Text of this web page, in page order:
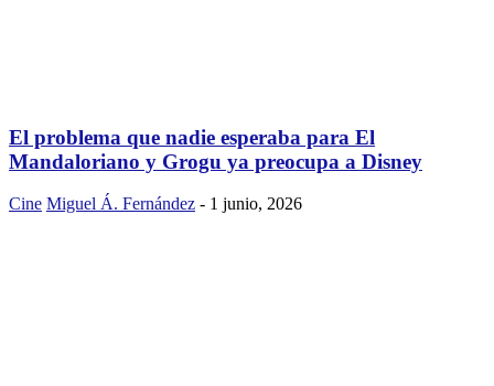
El problema que nadie esperaba para El
Mandaloriano y Grogu ya preocupa a Disney
Cine Miguel Á. Fernández - 1 junio, 2026